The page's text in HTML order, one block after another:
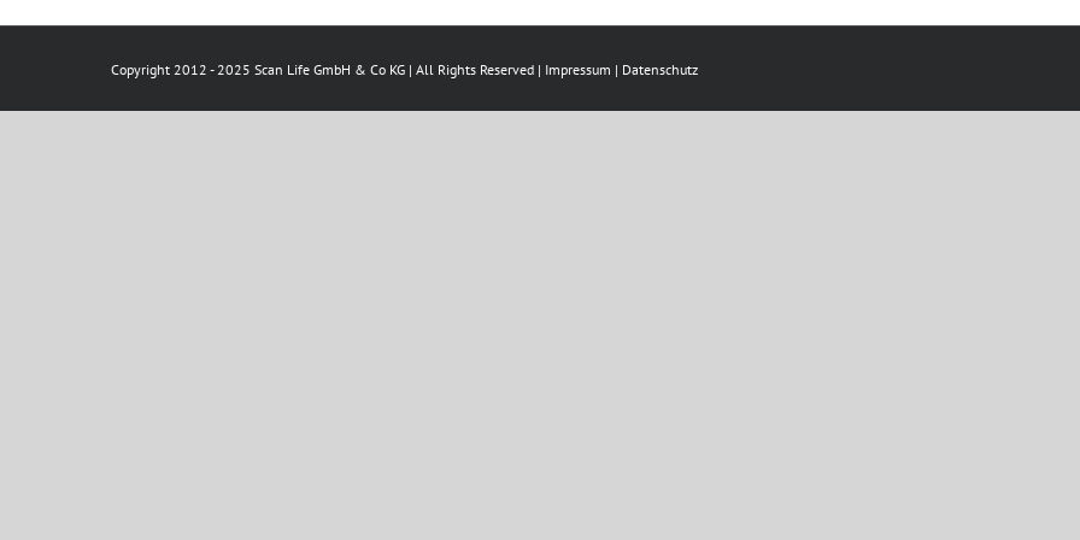
Copyright 2012 - 2025 Scan Life GmbH & Co KG | All Rights Reserved | Impressum | Datenschutz